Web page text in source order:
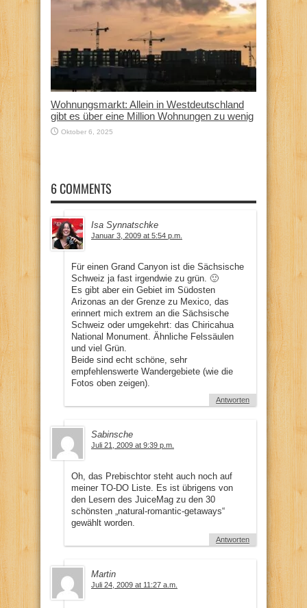
Wohnungsmarkt: Allein in Westdeutschland
gibt es über eine Million Wohnungen zu wenig
Oktober 6, 2025
6 COMMENTS
Isa Synnatschke
Januar 3, 2009 at 5:54 p.m.
Für einen Grand Canyon ist die Sächsische
Schweiz ja fast irgendwie zu grün. 🙂
Es gibt aber ein Gebiet im Südosten
Arizonas an der Grenze zu Mexico, das
erinnert mich extrem an die Sächsische
Schweiz oder umgekehrt: das Chiricahua
National Monument. Ähnliche Felssäulen
und viel Grün.
Beide sind echt schöne, sehr
empfehlenswerte Wandergebiete (wie die
Fotos oben zeigen).
Antworten
Sabinsche
Juli 21, 2009 at 9:39 p.m.
Oh, das Prebischtor steht auch noch auf
meiner TO-DO Liste. Es ist übrigens von
den Lesern des JuiceMag zu den 30
schönsten „natural-romantic-getaways“
gewählt worden.
Antworten
Martin
Juli 24, 2009 at 11:27 a.m.